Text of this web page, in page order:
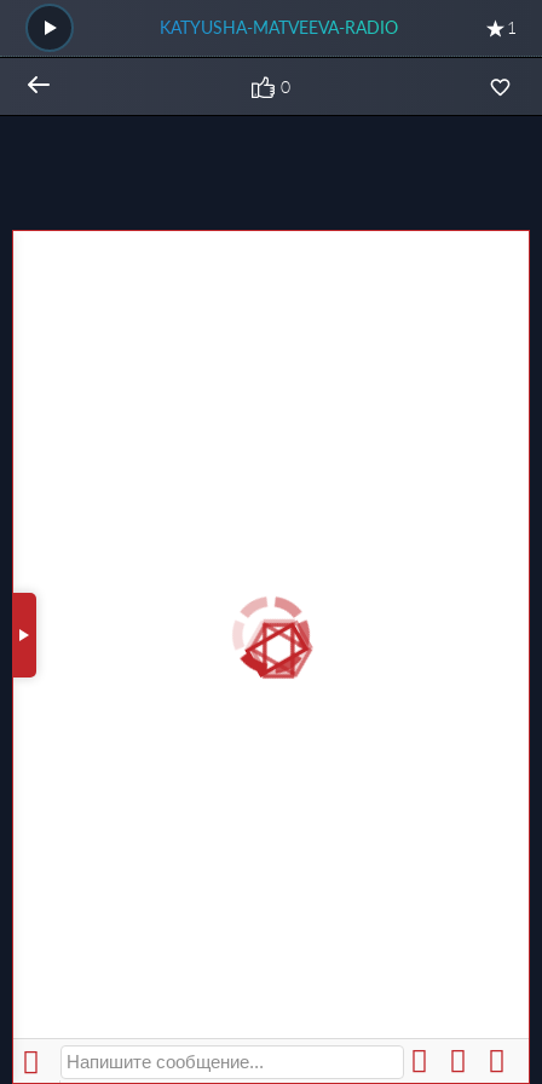
KATYUSHA-MATVEEVA-RADIO 1
0